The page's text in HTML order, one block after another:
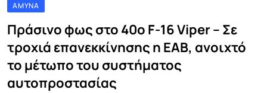
ΆΜΥΝΑ
Πράσινο φως στο 40ο F-16 Viper – Σε
τροχιά επανεκκίνησης η ΕΑΒ, ανοιχτό
το μέτωπο του συστήματος
αυτοπροστασίας